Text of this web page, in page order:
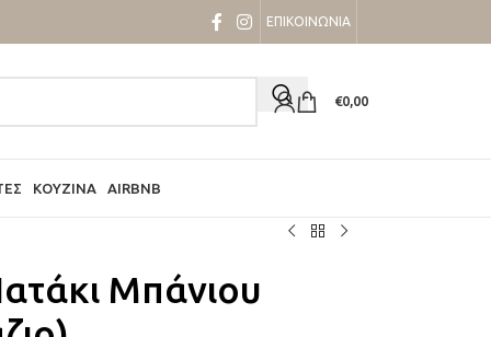
ΕΠΙΚΟΙΝΩΝΙΑ
€0,00
ΚΟΥΖΊΝΑ AIRBNB
Μπάνιου